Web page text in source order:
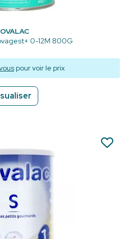
0-12M 800G
pour voir le prix